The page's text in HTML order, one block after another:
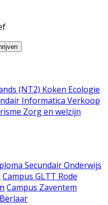
(NT2) Koken Ecologie
Informatica Verkoop
Zorg en welzijn
Secundair Onderwijs
Campus GLTT Rode
Campus Zaventem